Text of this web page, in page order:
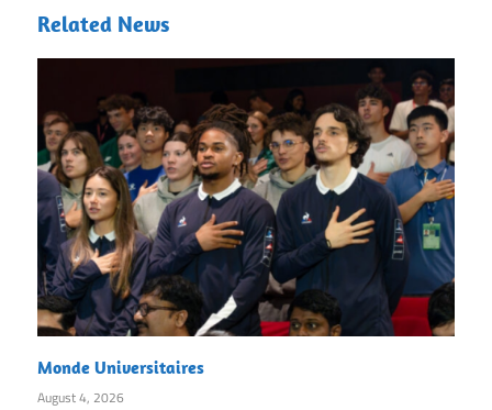
Related News
Monde Universitaires
August 4, 2026